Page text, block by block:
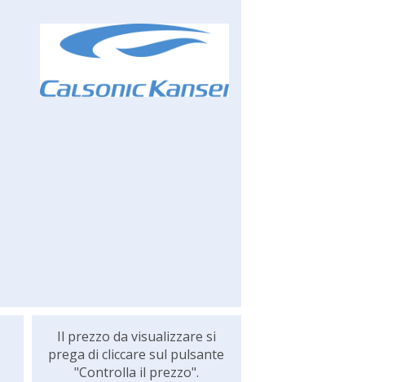
Il prezzo da visualizzare si
prega di cliccare sul pulsante
"Controlla il prezzo".